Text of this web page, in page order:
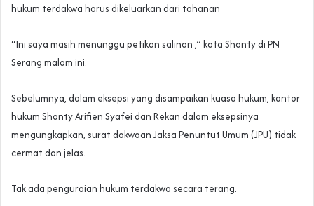
hukum terdakwa harus dikeluarkan dari tahanan
“Ini saya masih menunggu petikan salinan ,” kata Shanty di PN
Serang malam ini.
Sebelumnya, dalam eksepsi yang disampaikan kuasa hukum, kantor
hukum Shanty Arifien Syafei dan Rekan dalam eksepsinya
mengungkapkan, surat dakwaan Jaksa Penuntut Umum (JPU) tidak
cermat dan jelas.
Tak ada penguraian hukum terdakwa secara terang.